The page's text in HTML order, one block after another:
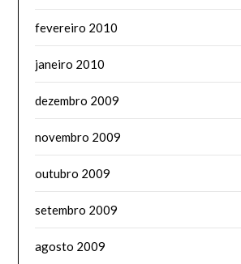
fevereiro 2010
janeiro 2010
dezembro 2009
novembro 2009
outubro 2009
setembro 2009
agosto 2009